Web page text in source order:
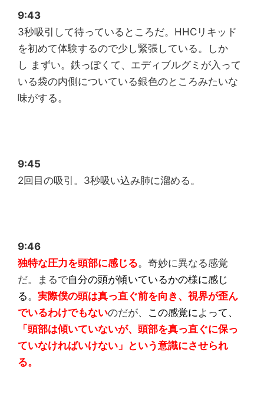
9:43
3秒吸引して待っているところだ。HHCリキッド
を初めて体験するので少し緊張している。しか
し まずい。鉄っぽくて、エディブルグミが入って
いる袋の内側についている銀色のところみたいな
味がする。
9:45
2回目の吸引。3秒吸い込み肺に溜める。
9:46
独特な圧力を頭部に感じる。奇妙に異なる感覚
だ。まるで自分の頭が傾いているかの様に感じ
る。 実際僕の頭は真っ直ぐ前を向き、視界が歪ん
でいるわけでもないのだが、 この感覚によって、
「頭部は傾いていないが、頭部を真っ直ぐに保っ
ていなければいけない」という意識にさせられ
る。